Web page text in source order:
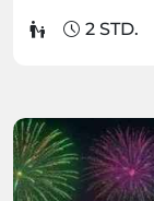
2 STD.